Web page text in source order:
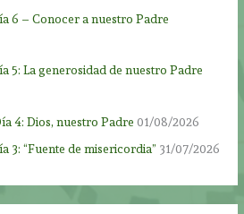
6 – Conocer a nuestro Padre
5: La generosidad de nuestro Padre
4: Dios, nuestro Padre 01/08/2026
3: “Fuente de misericordia” 31/07/2026